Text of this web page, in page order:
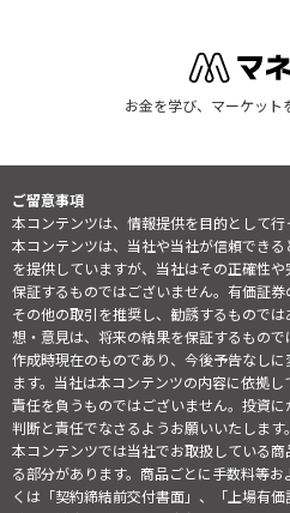
お金を学び、マーケット
ご留意事項
本コンテンツは、情報提供を目的として行
本コンテンツは、当社や当社が信頼でき
を提供していますが、当社はその正確性
保証するものではございません。有価証券
その他の取引を推奨し、勧誘するもので
想・意見は、将来の結果を保証するもの
作成時現在のものであり、今後予告なし
ます。当社は本コンテンツの内容に依拠
責任を負うものではございません。投資
判断と責任でなさるようお願いいたします。
本コンテンツでは当社でお取扱している
る部分があります。商品ごとに手数料等
くは「契約締結前交付書面」、「上場有